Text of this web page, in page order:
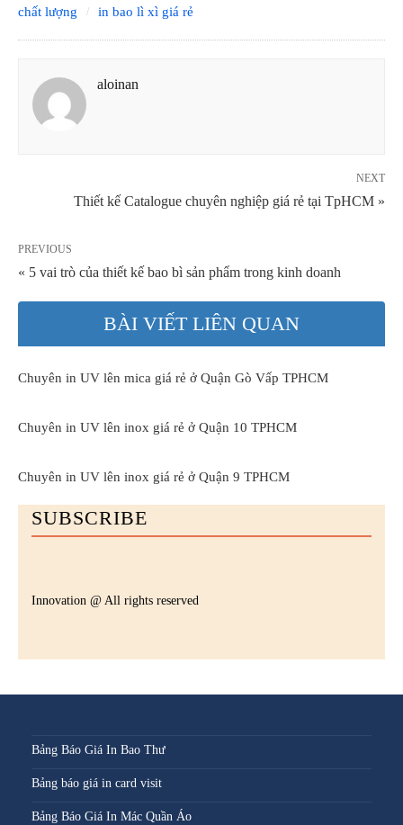
chất lượng
in bao lì xì giá rẻ
aloinan
NEXT
Thiết kế Catalogue chuyên nghiệp giá rẻ tại TpHCM »
PREVIOUS
« 5 vai trò của thiết kế bao bì sản phẩm trong kinh doanh
BÀI VIẾT LIÊN QUAN
Chuyên in UV lên mica giá rẻ ở Quận Gò Vấp TPHCM
Chuyên in UV lên inox giá rẻ ở Quận 10 TPHCM
Chuyên in UV lên inox giá rẻ ở Quận 9 TPHCM
SUBSCRIBE
Innovation @ All rights reserved
Bảng Báo Giá In Bao Thư
Bảng báo giá in card visit
Bảng Báo Giá In Mác Quần Áo